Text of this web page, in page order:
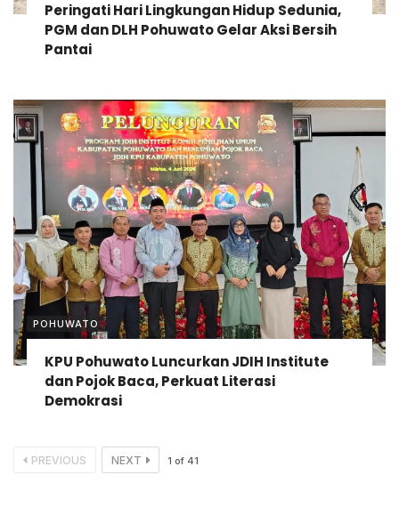
Peringati Hari Lingkungan Hidup Sedunia,
PGM dan DLH Pohuwato Gelar Aksi Bersih
Pantai
POHUWATO
KPU Pohuwato Luncurkan JDIH Institute
dan Pojok Baca, Perkuat Literasi
Demokrasi
PREVIOUS NEXT 1 of 41